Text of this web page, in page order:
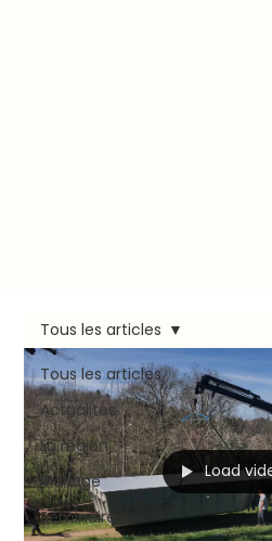
Tous les articles
Actualités
La région
Mariage
Séminaire
Tous les articles
Load